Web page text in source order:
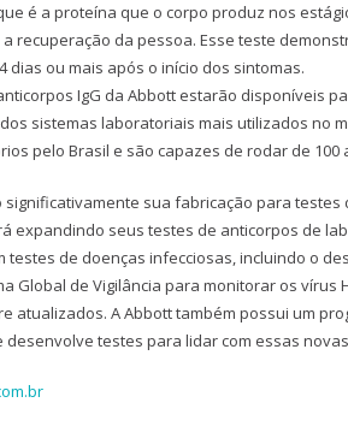
é a proteína que o corpo produz nos
recuperação da pessoa. Esse teste
dias ou mais após o início dos sintomas.
IgG da Abbott estarão disponíveis
dos sistemas laboratoriais mais utilizados
pelo Brasil e são capazes de rodar de 100
sua fabricação para
expandindo seus testes de anticorpos de
testes de doenças infecciosas, incluindo o
Global de Vigilância para monitorar os
atualizados. A Abbott também possui um
testes para lidar com essas